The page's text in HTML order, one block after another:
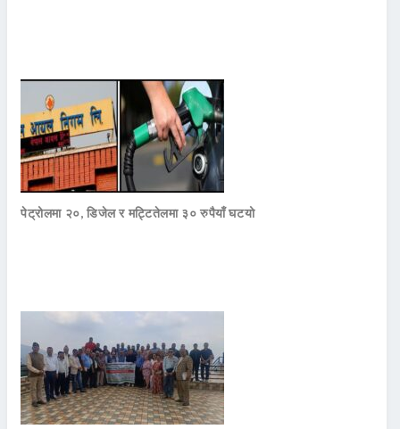
पेट्रोलमा २०, डिजेल र मट्टितेलमा ३० रुपैयाँ घटयो